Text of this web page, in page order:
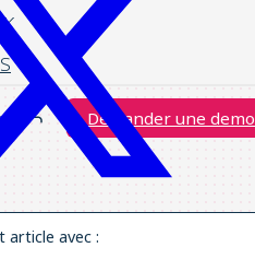
Demander une demo
article avec :